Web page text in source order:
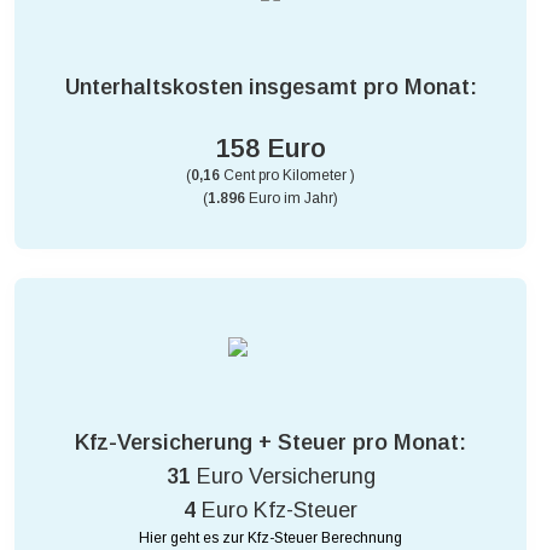
Unterhaltskosten insgesamt pro Monat:
158 Euro
(0,16 Cent pro Kilometer )
(1.896 Euro im Jahr)
Kfz-Versicherung + Steuer pro Monat:
31 Euro Versicherung
4 Euro Kfz-Steuer
Hier geht es zur Kfz-Steuer Berechnung